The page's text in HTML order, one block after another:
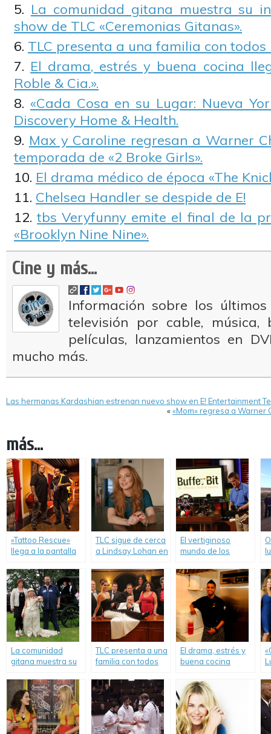
La comunidad gitana muestra su
show de TLC «Ceremonias Gitanas».
TLC presenta a una familia con todos
El drama, estrés y buena cocina
Roble & Cia.».
«Cada Cosa en su Lugar: Nueva
Discovery Home & Health.
Max y Caroline regresan a Warner
temporada de «2 Broke Girls».
El drama médico de época «The
Chelsea Handler se despide de E!
tbs Veryfunny emite el final de la
«Brooklyn Nine Nine».
Cine y más...
Información sobre los
televisión por cable, música,
películas, lanzamientos en
mucho más.
Las hermanas Kardashian estrenan nuevo show en E! Entertainment
««Mom» regresa a Warner
más...
«Tattoo Rescue»
llega a la pantalla
salones de tatuajes
en decadencia.
TLC sigue de cerca
a Lindsay Lohan en
recuperación.
El vertiginoso
mundo de los
inversores llega a
TLC.
La comunidad
gitana muestra su
nuevo show de TLC
«Ceremonias
Gitanas».
TLC presenta a una
familia con todos
El drama, estrés y
buena cocina
«Chef Roble &
Cia.».